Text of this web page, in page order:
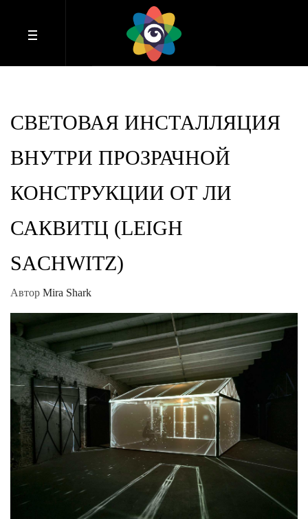
СВЕТОВАЯ ИНСТАЛЛЯЦИЯ
ВНУТРИ ПРОЗРАЧНОЙ
КОНСТРУКЦИИ ОТ ЛИ
САКВИТЦ (LEIGH
SACHWITZ)
Автор Mira Shark